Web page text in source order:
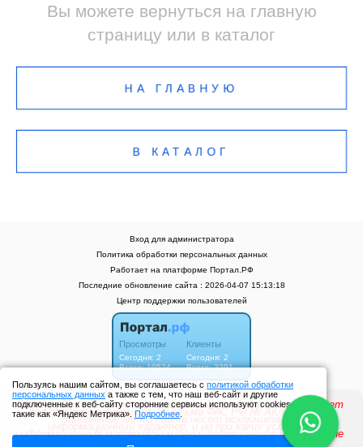
Пользуясь нашим сайтом, вы соглашаетесь с политикой обработки
персональных данных а также с тем, что наш веб-сайт и другие
подключенные к веб-сайту сторонние сервисы используют cookies
такие как «Яндекс Метрика». Подробнее
Вы можете вернуться на главную
страницу или в каталог
НА ГЛАВНУЮ
В КАТАЛОГ
Вход для администратора
Политика обработки персональных данных
Работает на платформе Портал.РФ
Последние обновление сайта : 2026-04-07 15:13:18
Центр поддержки пользователей